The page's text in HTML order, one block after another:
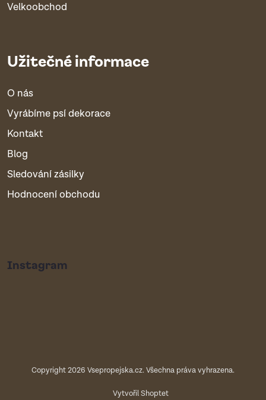
Velkoobchod
Užitečné informace
O nás
Vyrábíme psí dekorace
Kontakt
Blog
Sledování zásilky
Hodnocení obchodu
Instagram
Vytvořil Shoptet
Copyright 2026 Vsepropejska.cz. Všechna práva vyhrazena.